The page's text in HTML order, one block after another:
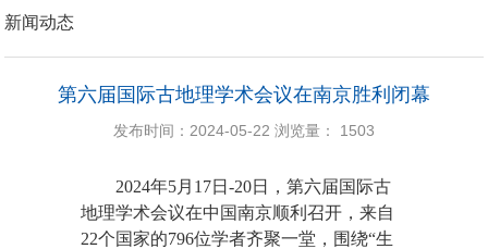
新闻动态
第六届国际古地理学术会议在南京胜利闭幕
发布时间：2024-05-22 浏览量： 1503
2024年5月17日-20日，第六届国际古
地理学术会议在中国南京顺利召开，来自
22个国家的796位学者齐聚一堂，围绕“生